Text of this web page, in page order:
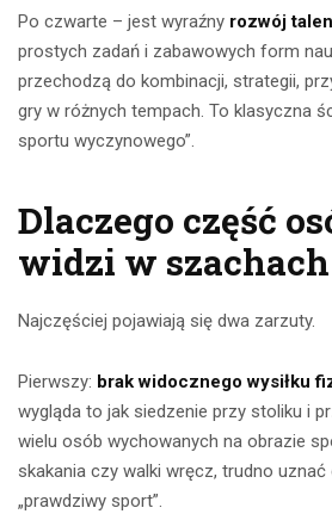
Po czwarte – jest wyraźny rozwój
prostych zadań i zabawowych form
przechodzą do kombinacji, strategii,
gry w różnych tempach. To klasyczna
sportu wyczynowego”.
Dlaczego część
widzi w
Najczęściej pojawiają się dwa zarzuty.
Pierwszy: brak widocznego wysiłku
wygląda to jak siedzenie przy stoliku i
wielu osób wychowanych na obrazie
skakania czy walki wręcz, trudno
„prawdziwy sport”.